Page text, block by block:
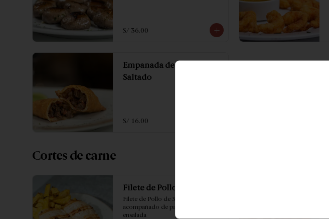
S/ 36.00
Empanada de Lomo
Saltado
S/ 16.00
Cortes de carne
Filete de Pollo
Filete de Pollo de 300GR
acompañado de papas fritas o
ensalada